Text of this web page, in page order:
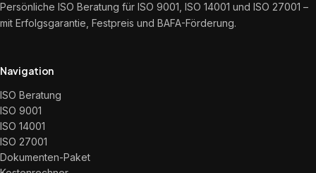
Persönliche ISO Beratung für ISO 9001, ISO 14001 und ISO 27001 –
mit Erfolgsgarantie, Festpreis und BAFA-Förderung.
Navigation
ISO Beratung
ISO 9001
ISO 14001
ISO 27001
Dokumenten-Paket